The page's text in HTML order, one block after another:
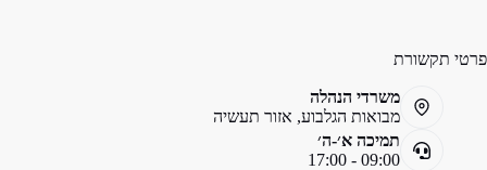
פרטי תקשורת
משרדי הנהלה
מבואות הגלבוע, אזור תעשיה
תמיכה א׳-ה׳
09:00 - 17:00